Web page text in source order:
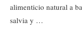
alimenticio natural a
salvia y …